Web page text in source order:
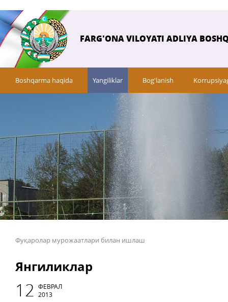
FARG'ONA VILOYATI ADLIYA
Boshqarma haqida Yangiliklar Bog'lanish
Фуқаролар мурожаатлари билан ишлаш
Янгиликлар
12 ФЕВРАЛ
2013